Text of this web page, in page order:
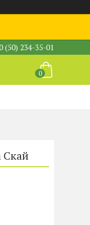
(50) 234-35-01
Скай